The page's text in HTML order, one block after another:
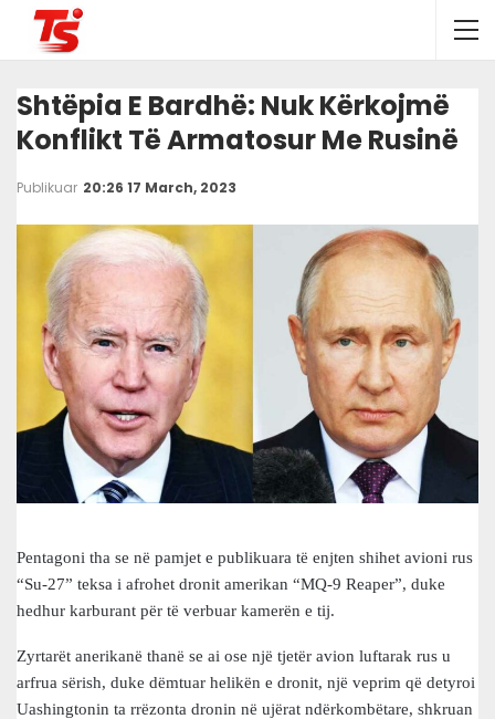
Shtëpia E Bardhë: Nuk Kërkojmë
Konflikt Të Armatosur Me Rusinë
Publikuar 20:26 17 March, 2023
Pentagoni tha se në pamjet e publikuara të enjten shihet avioni rus
“Su-27” teksa i afrohet dronit amerikan “MQ-9 Reaper”, duke
hedhur karburant për të verbuar kamerën e tij.
Zyrtarët anerikanë thanë se ai ose një tjetër avion luftarak rus u
arfrua sërish, duke dëmtuar helikën e dronit, një veprim që detyroi
Uashingtonin ta rrëzonta dronin në ujërat ndërkombëtare, shkruan